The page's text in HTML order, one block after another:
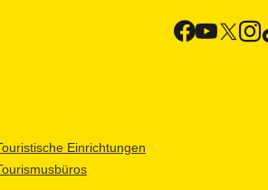
Einrichtungen